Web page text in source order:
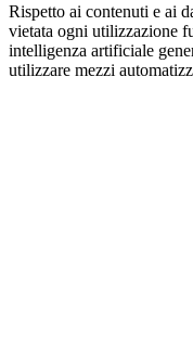
Rispetto ai contenuti e ai
vietata ogni utilizzazione
intelligenza artificiale
utilizzare mezzi